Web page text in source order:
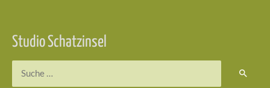
Studio Schatzinsel